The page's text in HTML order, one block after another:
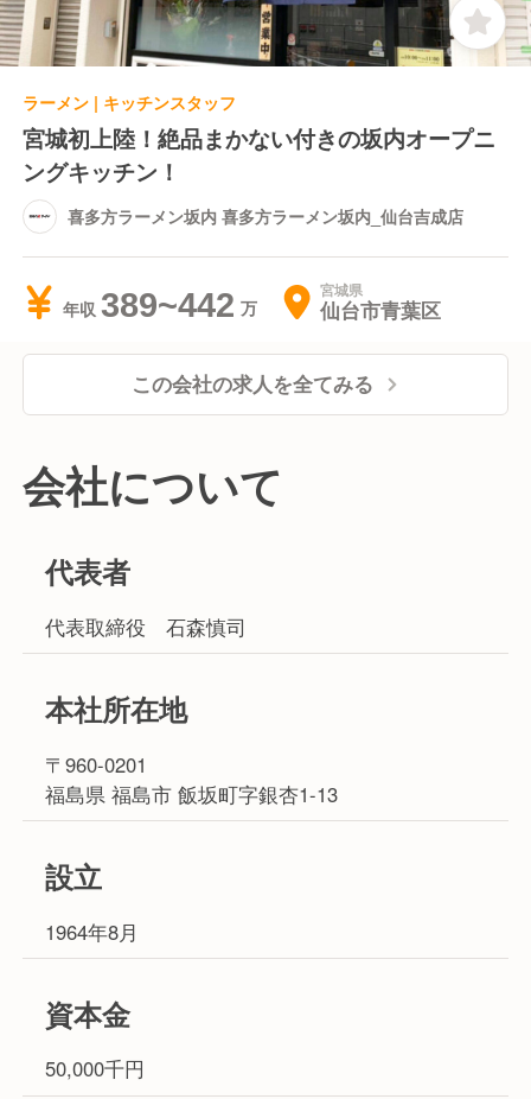
ラーメン | キッチンスタッフ
宮城初上陸！絶品まかない付きの坂内オープニ
ングキッチン！
喜多方ラーメン坂内 喜多方ラーメン坂内_仙台吉成店
年収 389~442 宮城県
仙台市青葉区
この会社の求人を全てみる
会社について
代表者
代表取締役 石森慎司
本社所在地
〒960-0201
福島県 福島市 飯坂町字銀杏1-13
設立
1964年8月
資本金
50,000千円